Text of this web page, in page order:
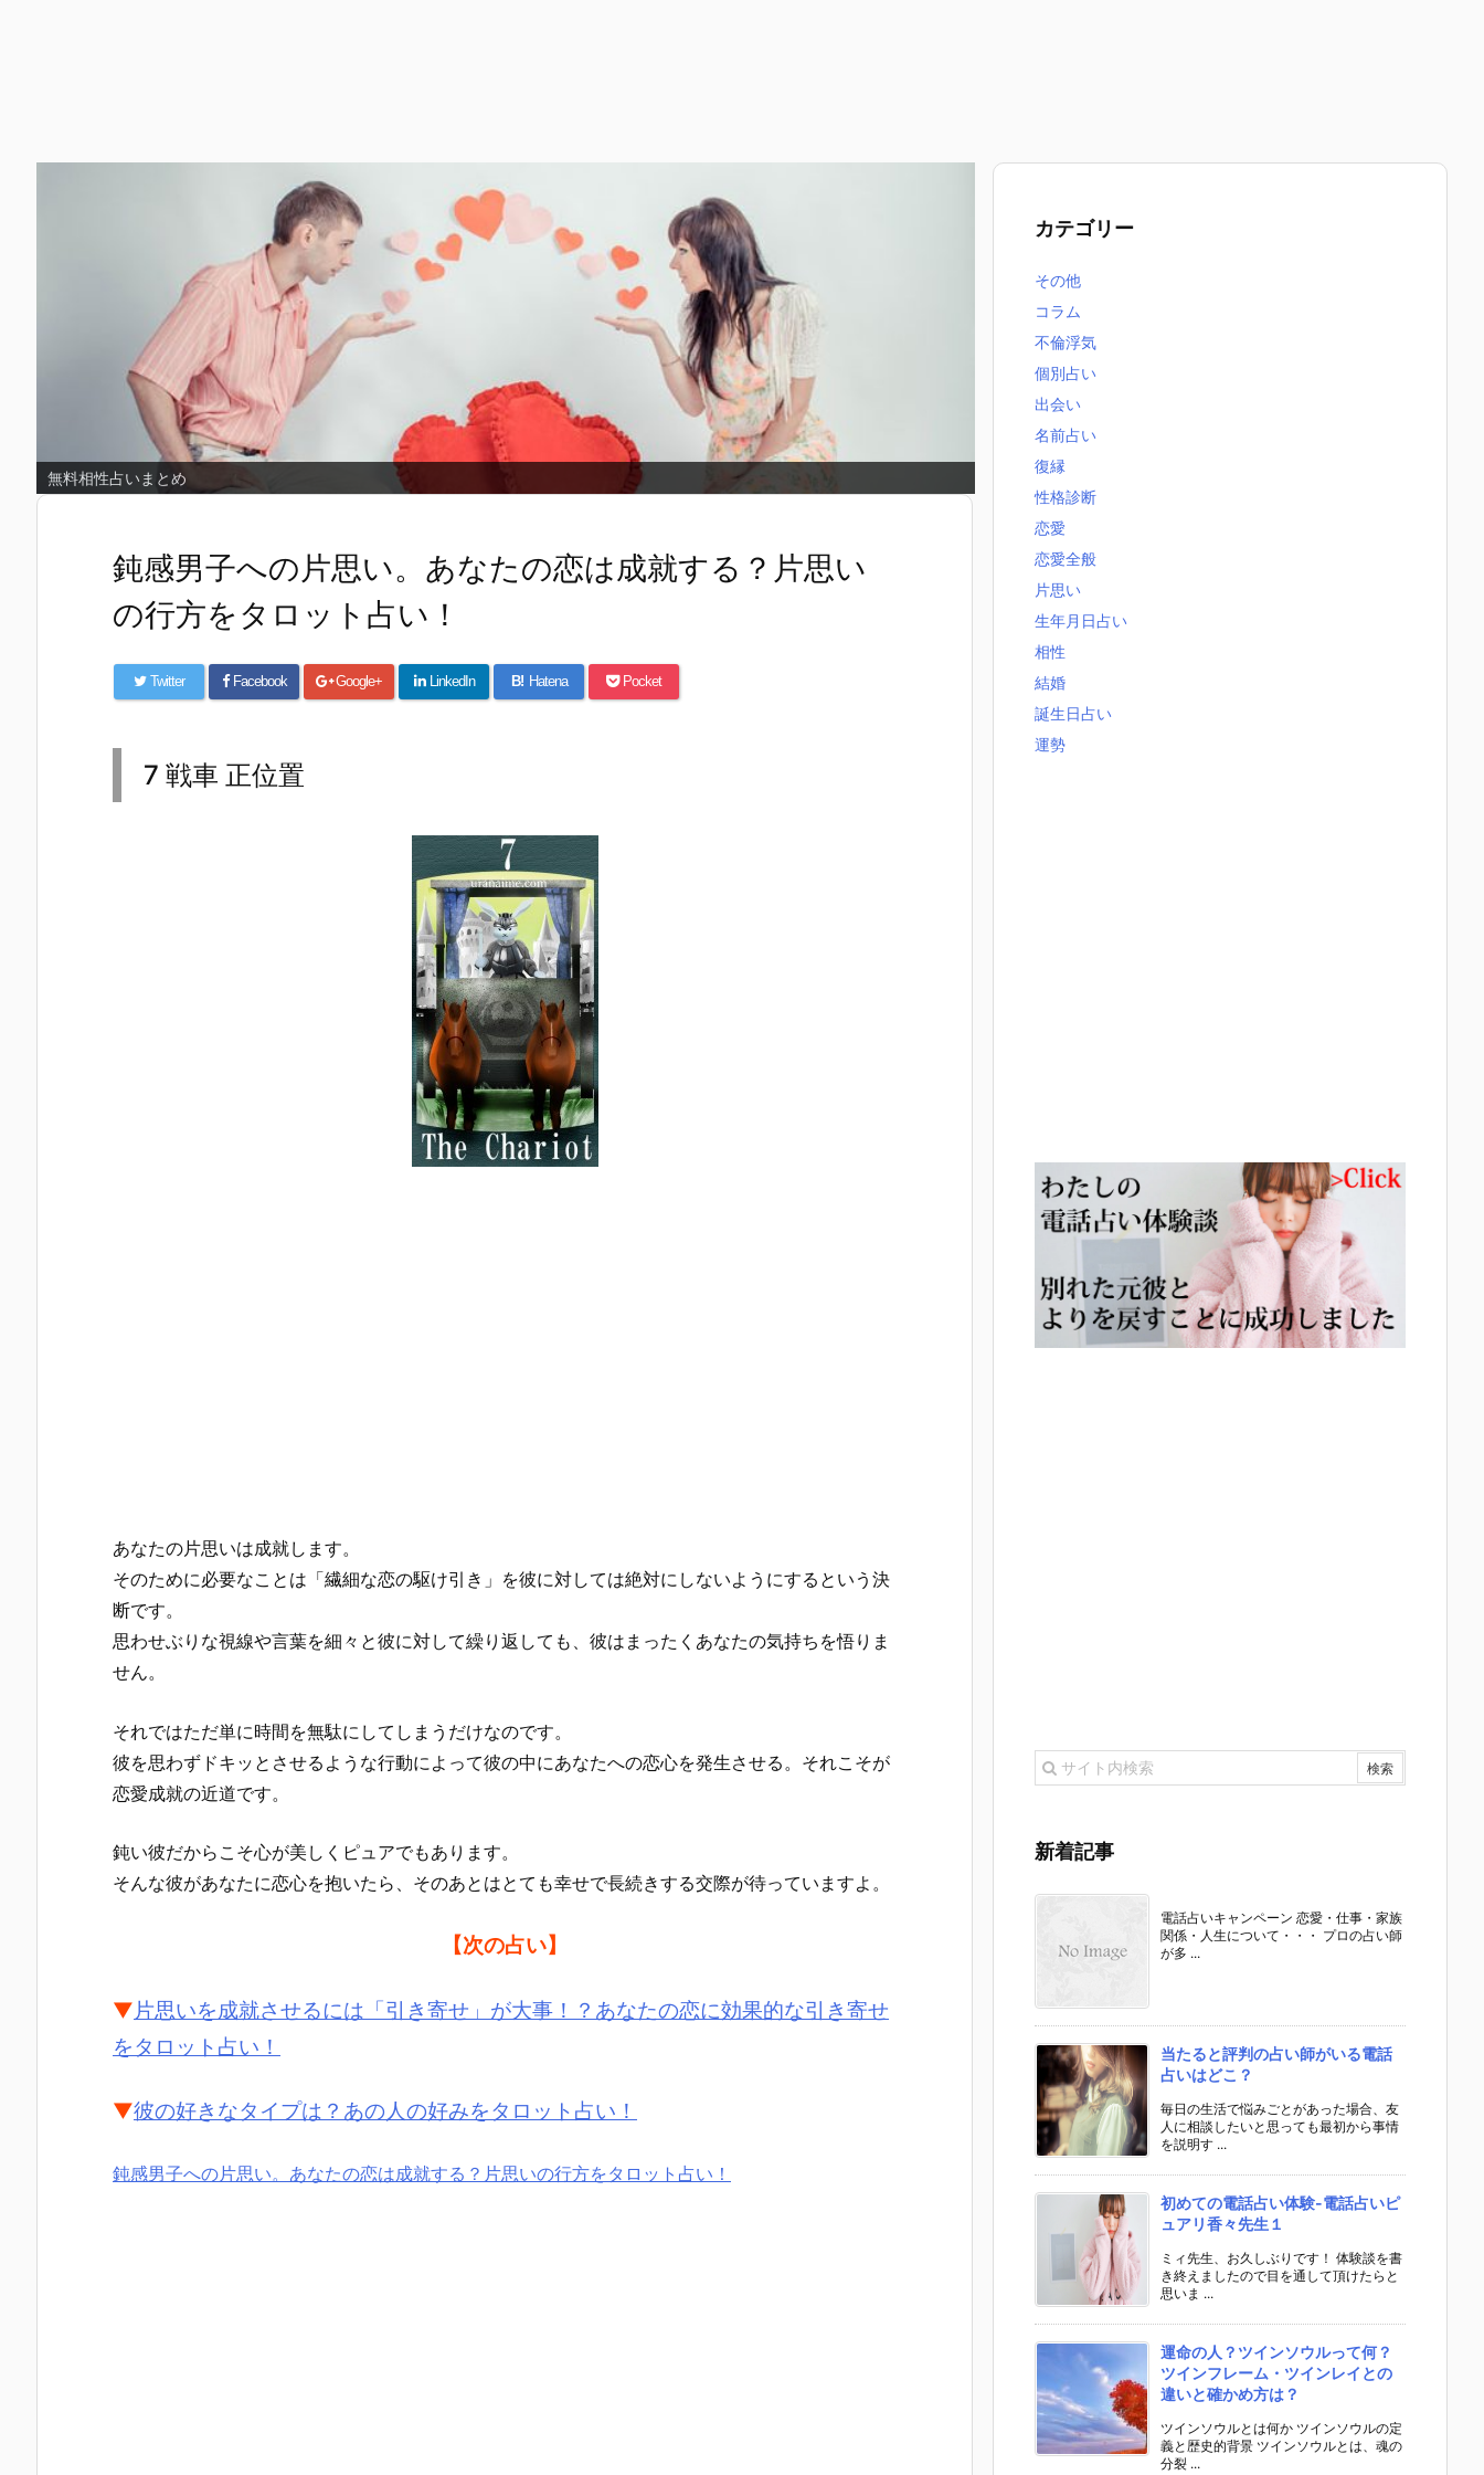
無料片思い占いまとめ
鈍感男子への片思い。あなたの恋は成就する？片思い
の行方をタロット占い！
Twitter Facebook Google+ LinkedIn B! Hatena Pocket
7 戦車 正位置
あなたの片思いは成就します。
そのために必要なことは「繊細な恋の駆け引き」を彼に対しては絶対にしないようにするという決
断です。
思わせぶりな視線や言葉を細々と彼に対して繰り返しても、彼はまったくあなたの気持ちを悟りま
せん。
それではただ単に時間を無駄にしてしまうだけなのです。
彼を思わずドキッとさせるような行動によって彼の中にあなたへの恋心を発生させる。それこそが
恋愛成就の近道です。
鈍い彼だからこそ心が美しくピュアでもあります。
そんな彼があなたに恋心を抱いたら、そのあとはとても幸せで長続きする交際が待っていますよ。
【次の占い】
▼片思いを成就させるには「引き寄せ」が大事！？あなたの恋に効果的な引き寄せ
をタロット占い！
▼彼の好きなタイプは？あの人の好みをタロット占い！
鈍感男子への片思い。あなたの恋は成就する？片思いの行方をタロット占い！
カテゴリー
その他
コラム
不倫浮気
個別占い
出会い
名前占い
復縁
性格診断
恋愛
恋愛全般
片思い
生年月日占い
相性
結婚
誕生日占い
運勢
新着記事
電話占いキャンペーン 恋愛・仕事・家族
関係・人生について・・・ プロの占い師
が多 ...
当たると評判の占い師がいる電話
占いはどこ？
毎日の生活で悩みごとがあった場合、友
人に相談したいと思っても最初から事情
を説明す ...
初めての電話占い体験-電話占いピ
ュアリ香々先生１
ミィ先生、お久しぶりです！ 体験談を書
き終えましたので目を通して頂けたらと
思いま ...
運命の人？ツインソウルって何？
ツインフレーム・ツインレイとの
違いと確かめ方は？
ツインソウルとは何か ツインソウルの定
義と歴史的背景 ツインソウルとは、魂の
分裂 ...